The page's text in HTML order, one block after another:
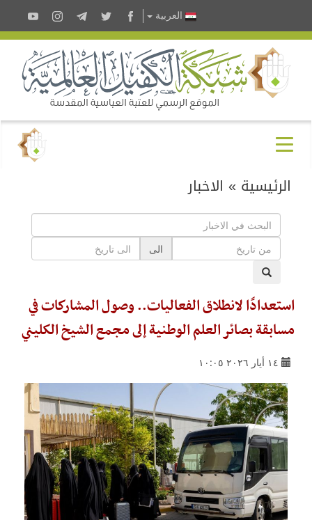
العربية
الرئيسية » الاخبار
الى
استعدادًا لانطلاق الفعاليات.. وصول المشاركات في
مسابقة بصائر العلم الوطنية إلى مجمع الشيخ الكليني
١٤ أيار ٢٠٢٦ ١٠:٠٥